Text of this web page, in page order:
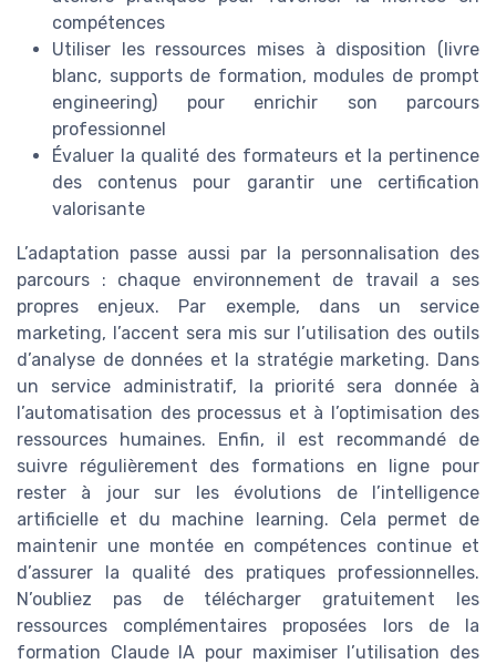
compétences
Utiliser les ressources mises à disposition (livre
blanc, supports de formation, modules de prompt
engineering) pour enrichir son parcours
professionnel
Évaluer la qualité des formateurs et la pertinence
des contenus pour garantir une certification
valorisante
L’adaptation passe aussi par la personnalisation des
parcours : chaque environnement de travail a ses
propres enjeux. Par exemple, dans un service
marketing, l’accent sera mis sur l’utilisation des outils
d’analyse de données et la stratégie marketing. Dans
un service administratif, la priorité sera donnée à
l’automatisation des processus et à l’optimisation des
ressources humaines. Enfin, il est recommandé de
suivre régulièrement des formations en ligne pour
rester à jour sur les évolutions de l’intelligence
artificielle et du machine learning. Cela permet de
maintenir une montée en compétences continue et
d’assurer la qualité des pratiques professionnelles.
N’oubliez pas de télécharger gratuitement les
ressources complémentaires proposées lors de la
formation Claude IA pour maximiser l’utilisation des